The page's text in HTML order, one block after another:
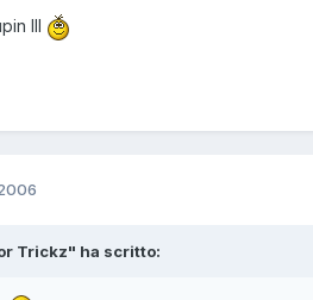
III
Trickz" ha scritto: